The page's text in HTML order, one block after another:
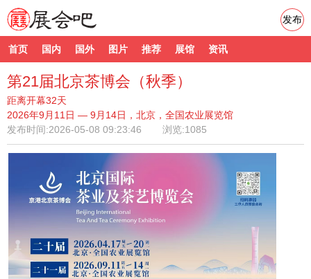
首页 国内 国外 图片 推荐 展馆 资讯
发布
第21届北京茶博会（秋季）
距离开幕32天
2026年9月11日 — 9月14日，北京，全国农业展览馆
发布时间:2026-05-08 09:23:46 浏览:1085